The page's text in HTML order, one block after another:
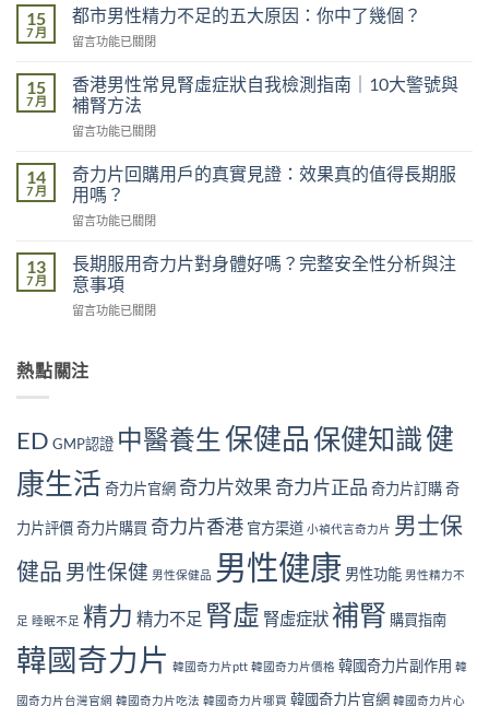
期
熬
夜
男
性
能
影
響
有
醫
學
角
面
解
15
7 月
都市男性精力不足的五大原因：你中了幾個？
在
市
男
性
精
不
足
的
五
原
因：
中
個？〉
留言功能已關閉
15
7 月
香港男性常見腎虛症狀自我檢測指南｜10大警號與
補腎方法
在
港
男
性
常
腎
虛
症
狀
檢
｜
大
號
與
腎
法〉
留言功能已關閉
14
7 月
奇力片回購用戶的真實見證：效果真的值得長期服
用嗎？
在
力
片
回
購
的
證：
果
真
值
長
用
嗎？〉
中
留言功能已關閉
13
7 月
長期服用奇力片對身體好嗎？完整安全性分析與注
意事項
在
服
用
片
身
體
嗎？
整
性
析
注
留言功能已關閉
熱點關注
ED GMP認證 中醫養生保健品保健知識健
康生活 奇力片官網 奇力片效果 奇力片正品 奇力片訂購奇
力片評價奇力片購買 奇力片香港 官方渠道 小禎代言奇力片 男士保
健品 男性保健 男性保健品 男性健康 男性功能 男性精力不
足 睡眠不足 精力 精力不足 腎虛 腎虛症狀補腎 購買指南
韓國奇力片 韓國奇力片ptt 韓國奇力片價格 韓國奇力片副作用 韓
國奇力片台灣官網 韓國奇力片吃法 韓國奇力片哪買 韓國奇力片官網 韓國奇力片心